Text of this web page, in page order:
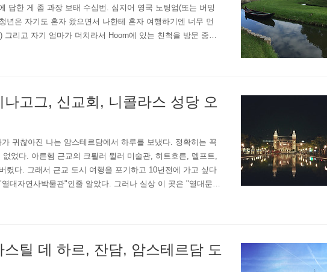
답한 게 좀 과장 보태 수십번. 심지어 영국 노팅엄(또는 버밍
은 자기도 혼자 왔으면서 나한테 혼자 여행하기엔 너무 먼
리고 자기 엄마가 더치라서 Hoorn에 있는 친척을 방문 중인
니는 사람을 거의 보지 못했다. 혼자 여행하는..
고그, 신교회, 니콜라스 성당 오
귀찮아진 나는 암스테르담에서 하루를 보냈다. 정확히는 꼭
었다. 아른헴 근교의 크뢸러 뮐러 미술관, 히트호른, 델프트,
렸다. 그래서 근교 도시 여행을 포기하고 10년전에 가고 싶다
대자연사박물관"인줄 알았다. 그러나 실상 이 곳은 "열대문화
의 문화를 모아 전시해놓은 곳이라, 식민지배를 당한 적이 ..
틸 데 하르, 잔담, 암스테르담 도